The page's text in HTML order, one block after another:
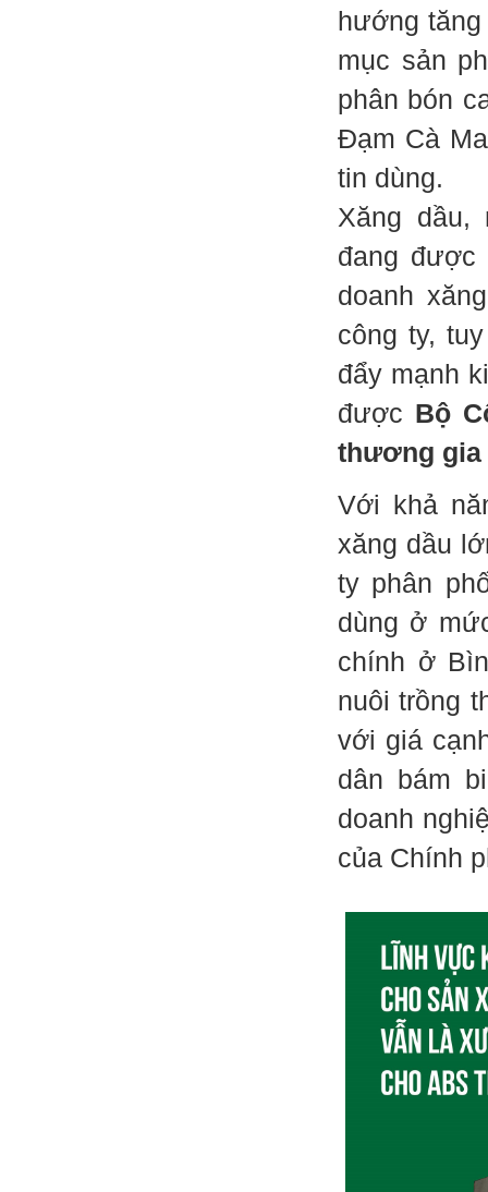
hướng
mục sản
phân bón
Đạm Cà
tin dùng.
Xăng dầu,
đang
doanh
công ty,
đẩy mạnh
được Bộ
thương gia
Với khả
xăng dầu
ty phân
dùng ở
chính ở
nuôi trồng
với giá
dân bám
doanh
của Chính